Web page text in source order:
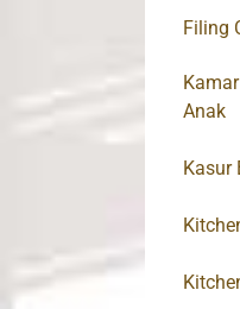
Filing
Anak
Kasur